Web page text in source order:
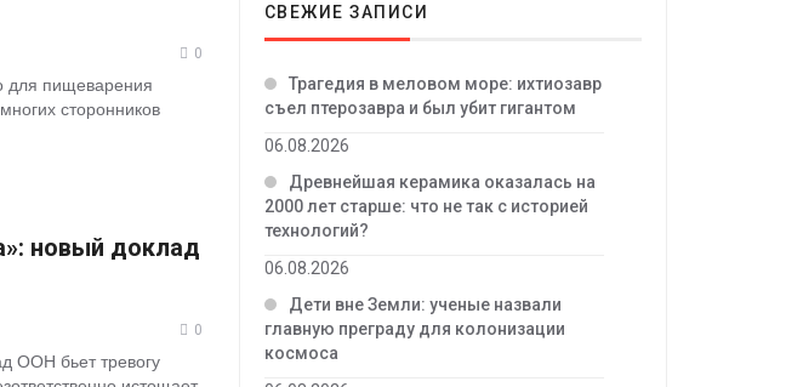
0
для пищеварения
сторонников
новый доклад
0
ООН бьет тревогу
СВЕЖИЕ ЗАПИСИ
Трагедия в меловом море: ихтиозавр
съел птерозавра и был убит гигантом
06.08.2026
Древнейшая керамика оказалась на
2000 лет старше: что не так с историей
технологий?
06.08.2026
Дети вне Земли: ученые назвали
главную преграду для колонизации
космоса